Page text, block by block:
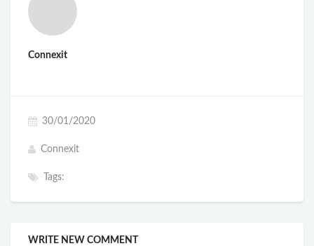
Connexit
30/01/2020
Connexit
Tags:
WRITE NEW COMMENT